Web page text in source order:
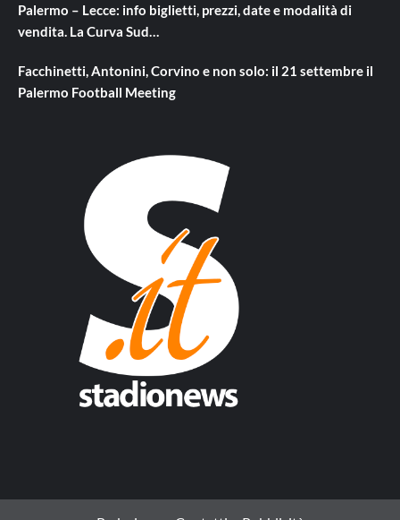
Palermo – Lecce: info biglietti, prezzi, date e modalità di
vendita. La Curva Sud…
Facchinetti, Antonini, Corvino e non solo: il 21 settembre il
Palermo Football Meeting